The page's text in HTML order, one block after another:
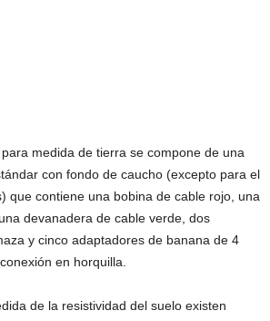
medida de tierra se compone de una
con fondo de caucho (excepto para el
que contiene una bobina de cable rojo, una
devanadera de cable verde, dos
y cinco adaptadores de banana de 4
en horquilla.
de la resistividad del suelo existen